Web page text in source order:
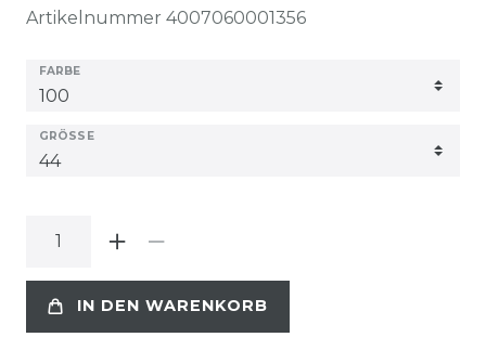
Artikelnummer 4007060001356
FARBE
GRÖSSE
IN DEN WARENKORB